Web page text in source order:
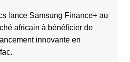
lance Samsung Finance+ au
africain à bénéficier de
innovante en